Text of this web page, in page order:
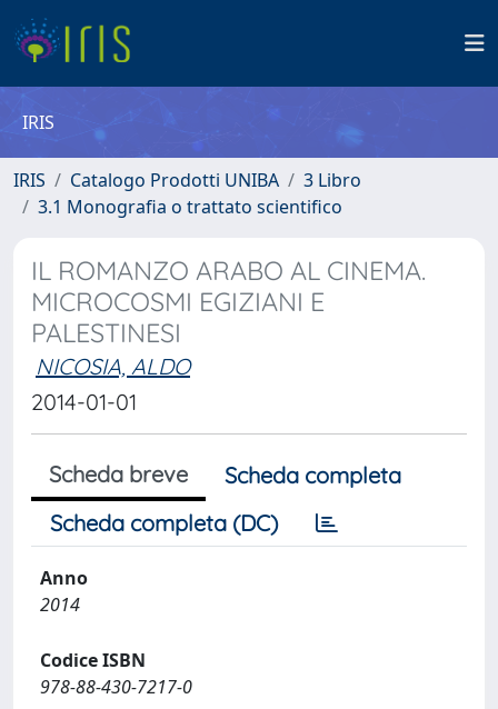
IRIS
IRIS Catalogo Prodotti UNIBA
3 Libro
3.1 Monografia o trattato scientifico
IL ROMANZO ARABO AL CINEMA.
MICROCOSMI EGIZIANI E
PALESTINESI
NICOSIA, ALDO
2014-01-01
Scheda breve
Scheda completa
Scheda completa (DC)
Anno
2014
Codice ISBN
978-88-430-7217-0